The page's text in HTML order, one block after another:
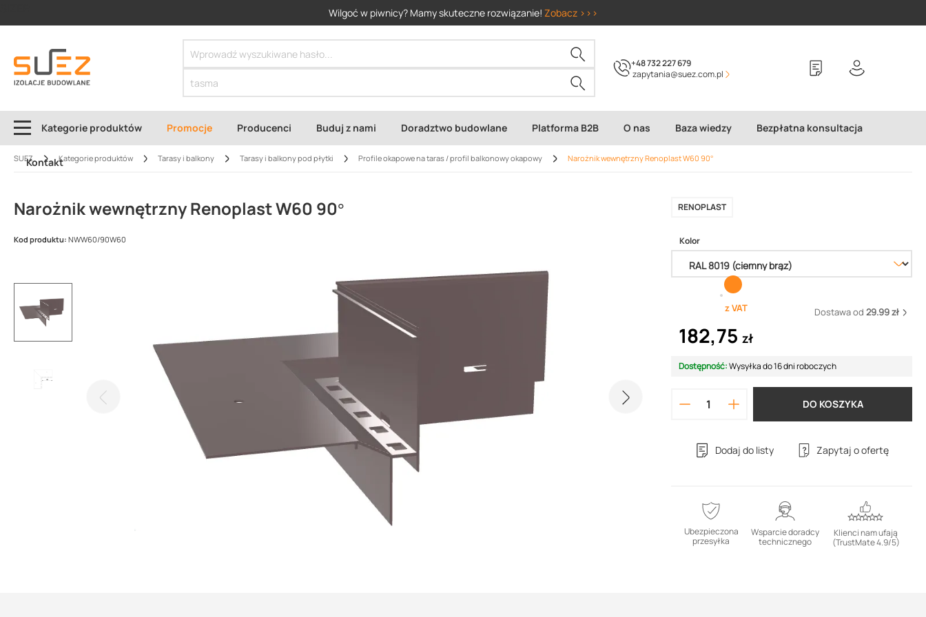
Wilgoć w piwnicy? Mamy skuteczne rozwiązanie! Zobacz >>>
+48 732 227 679
zapytania@suez.com.pl
Kategorie produktów Promocje Producenci Buduj z nami Doradztwo budowlane Platforma B2B O nas Baza wiedzy Bezpłatna konsultacja
Kontakt
SUEZ Kategorie produktów Tarasy i balkony Tarasy i balkony pod płytki Profile okapowe na taras / profil balkonowy okapowy Narożnik wewnętrzny Renoplast W60 90°
Narożnik wewnętrzny Renoplast W60 90° RENOPLAST
Kod produktu: NWW60/90W60 Kolor
z VAT Dostawa od 29.99 zł
182,75 zł
Dostępność:Wysyłka do 16 dni roboczych
DO KOSZYKA
Dodaj do listy Zapytaj o ofertę
Ubezpieczona
przesyłka
Wsparcie doradcy
technicznego
Klienci nam ufają
(TrustMate 4.9/5)